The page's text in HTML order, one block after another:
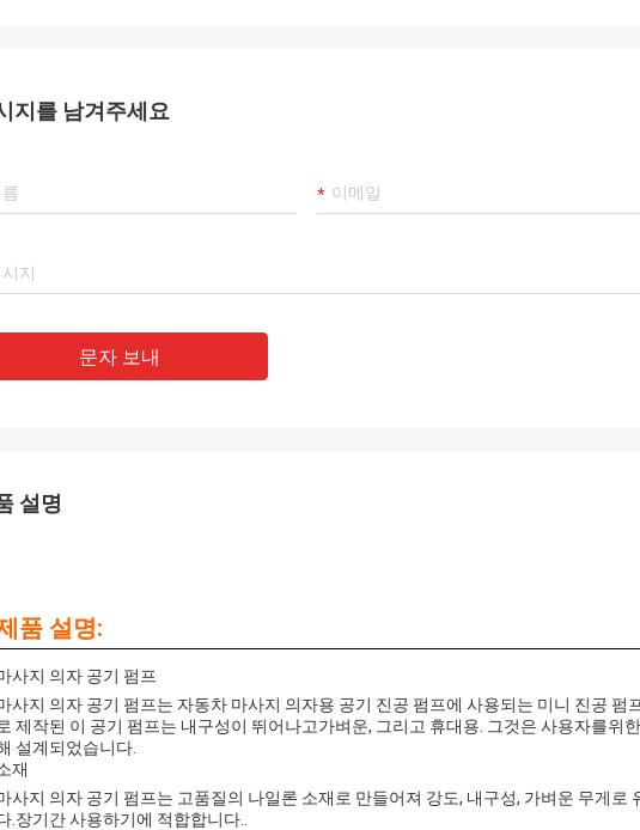
지를 남겨주세요
문자 보내
설명
품 설명:
사지 의자 공기 펌프
사지 의자 공기 펌프는 자동차 마사지 의자용 공기 진공 펌프에 사용되는 미니 진공 펌
제작된 이 공기 펌프는 내구성이 뛰어나고가벼운, 그리고 휴대용. 그것은 사용자를위
설계되었습니다.
재
사지 의자 공기 펌프는 고품질의 나일론 소재로 만들어져 강도, 내구성, 가벼운 무게로
.장기간 사용하기에 적합합니다..